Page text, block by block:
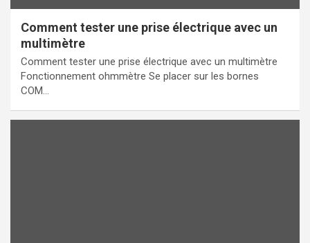
Comment tester une prise électrique avec un
multimètre
Comment tester une prise électrique avec un multimètre
Fonctionnement ohmmètre Se placer sur les bornes
COM…